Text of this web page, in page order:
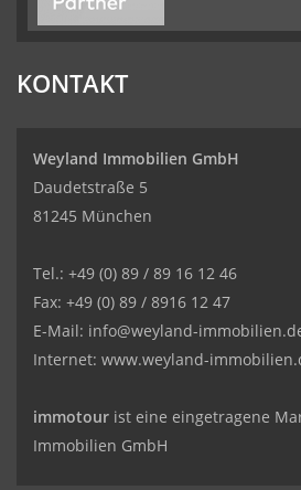
KONTAKT
Weyland Immobilien GmbH
Daudetstraße 5
81245 München
Tel.: +49 (0) 89 / 89 16 12 46
Fax: +49 (0) 89 / 8916 12 47
E-Mail: info@weyland-
Internet: www.weyland-
immotour ist eine eingetragene
Immobilien GmbH